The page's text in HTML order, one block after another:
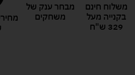
משלוח חינם
בקנייה מעל
329 ש"ח
מבחר ענק של
משחקים